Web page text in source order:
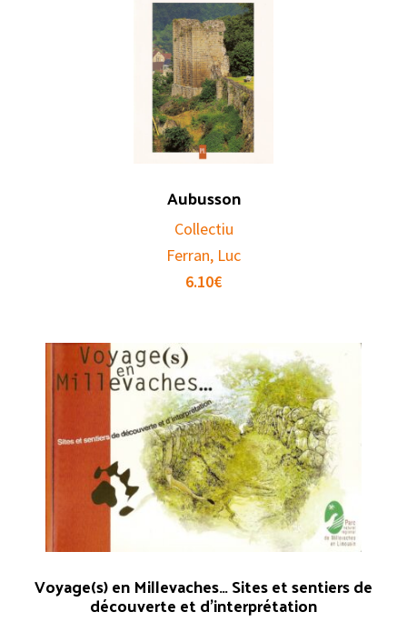
Aubusson
Collectiu
Ferran, Luc
6.10€
Voyage(s) en Millevaches… Sites et sentiers de
découverte et d’interprétation